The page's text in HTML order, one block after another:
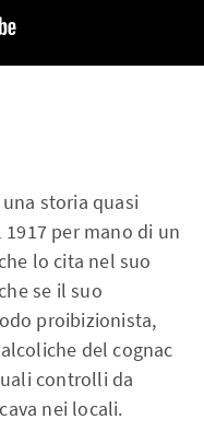
storia quasi
per mano di un
lo cita nel suo
se il suo
proibizionista,
del cognac
controlli da
nei locali.